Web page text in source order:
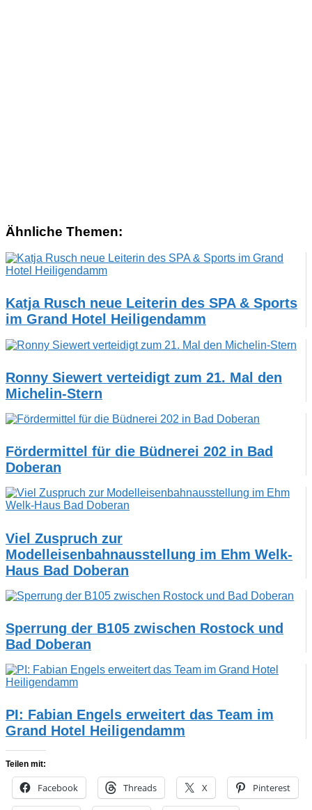
Ähnliche Themen:
Katja Rusch neue Leiterin des SPA & Sports
im Grand Hotel Heiligendamm
Ronny Siewert verteidigt zum 21. Mal den
Michelin-Stern
Fördermittel für die Büdnerei 202 in Bad
Doberan
Viel Zuspruch zur
Modelleisenbahnausstellung im Ehm Welk-
Haus Bad Doberan
Sperrung der B105 zwischen Rostock und
Bad Doberan
PI: Fabian Engels erweitert das Team im
Grand Hotel Heiligendamm
Teilen mit:
Facebook Threads X Pinterest